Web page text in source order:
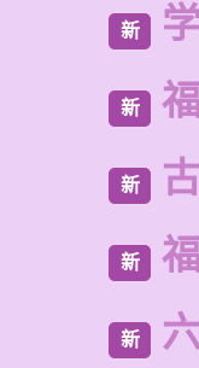
新
新
新
新
新